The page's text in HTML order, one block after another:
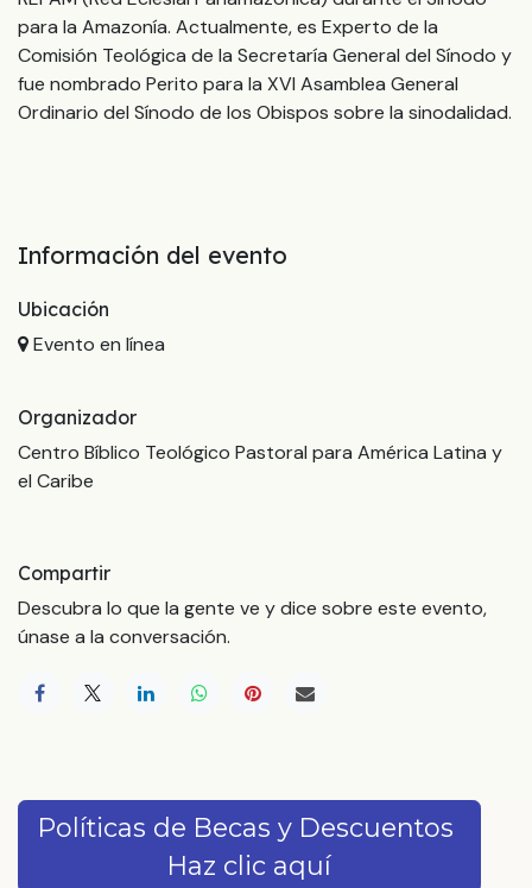
para la Amazonía. Actualmente, es Experto de la
Comisión Teológica de la Secretaría General del Sínodo y
fue nombrado Perito para la XVI Asamblea General
Ordinario del Sínodo de los Obispos sobre la sinodalidad.
Información del evento
Ubicación
Evento en línea
Organizador
Centro Bíblico Teológico Pastoral para América Latina y
el Caribe
Compartir
Descubra lo que la gente ve y dice sobre este evento,
únase a la conversación.
Políticas de Becas y Descuentos
Haz clic aquí